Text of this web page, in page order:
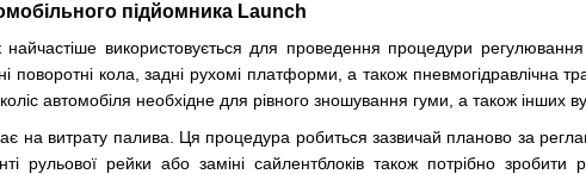
підйомника Launch
найчастіше використовується для проведення процедури
поворотні кола, задні рухомі платформи, а також пневмогідравлічна
автомобіля необхідне для рівного зношування гуми, а також інших
на витрату палива. Ця процедура робиться зазвичай планово за
рульової рейки або заміні сайлентблоків також потрібно зробити